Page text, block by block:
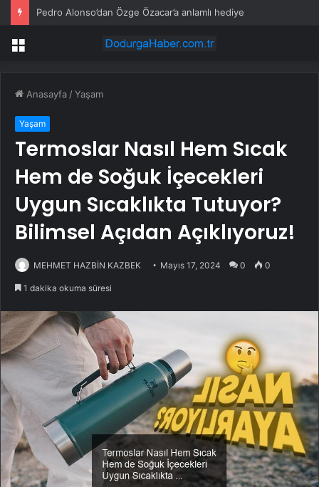
Pedro Alonso’dan Özge Özacar’a anlamlı hediye
Menü
Anasayfa /Yaşam
Yaşam
Termoslar Nasıl Hem Sıcak
Hem de Soğuk İçecekleri
Uygun Sıcaklıkta Tutuyor?
Bilimsel Açıdan Açıklıyoruz!
MEHMET HAZBİN KAZBEK Mayıs 17, 2024 0 0
1 dakika okuma süresi